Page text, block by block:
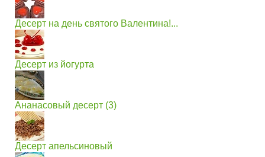
Десерт на день святого Валентина!...
Десерт из йогурта
Ананасовый десерт (3)
Десерт апельсиновый